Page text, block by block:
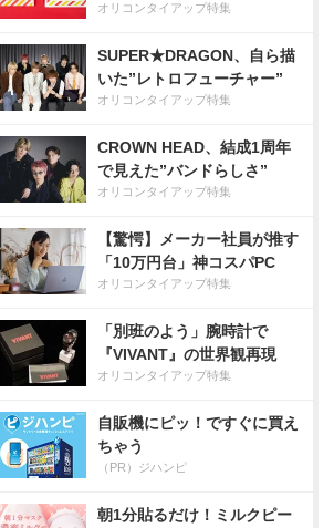
オリコンタイアップ特集
SUPER★DRAGON、自ら描
いた”レトロフューチャー”
オリコンタイアップ特集
CROWN HEAD、結成1周年
で見えた”バンドらしさ”
オリコンタイアップ特集
【驚愕】メーカー社員が推す
「10万円台」神コスパPC
オリコンタイアップ特集
「別班のよう」腕時計で
『VIVANT』の世界観再現
オリコンタイアップ特集
自販機にピッ！ですぐに買え
ちゃう
（PR）ジハンピ
朝1分貼るだけ！ミルクピー